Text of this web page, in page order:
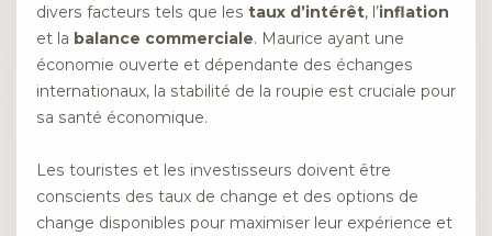
divers facteurs tels que les taux d’intérêt, l’inflation
et la balance commerciale. Maurice ayant une
économie ouverte et dépendante des échanges
internationaux, la stabilité de la roupie est cruciale pour
sa santé économique.
Les touristes et les investisseurs doivent être
conscients des taux de change et des options de
change disponibles pour maximiser leur expérience et